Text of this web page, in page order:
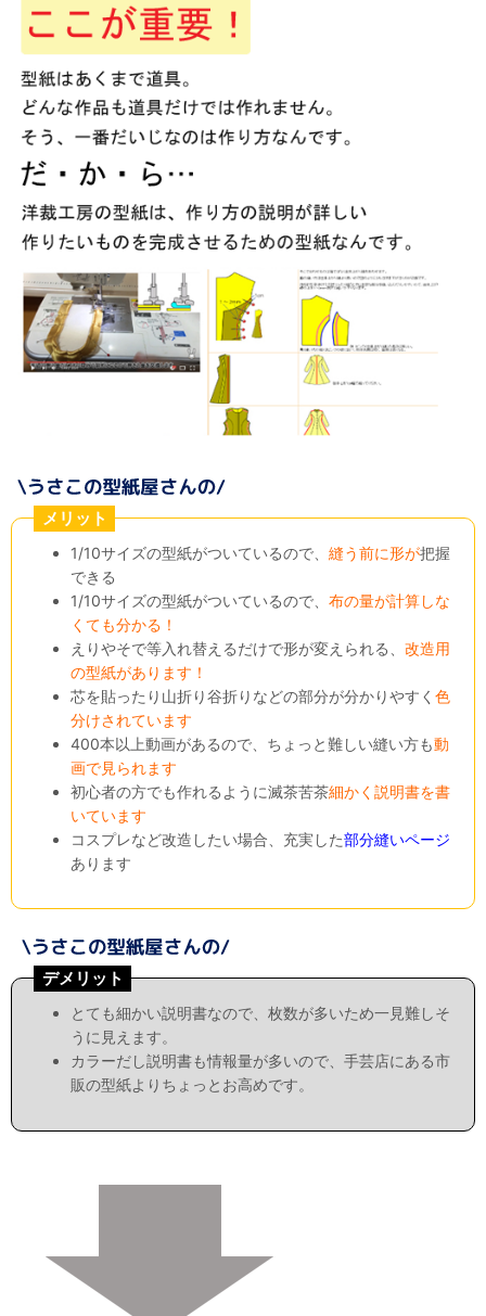
メリット
1/10サイズの型紙がついているので、縫う前に形が把握
できる
1/10サイズの型紙がついているので、布の量が計算しな
くても分かる！
えりやそで等入れ替えるだけで形が変えられる、改造用
の型紙があります！
芯を貼ったり山折り谷折りなどの部分が分かりやすく色
分けされています
400本以上動画があるので、ちょっと難しい縫い方も動
画で見られます
初心者の方でも作れるように滅茶苦茶細かく説明書を書
いています
コスプレなど改造したい場合、充実した部分縫いページ
あります
デメリット
とても細かい説明書なので、枚数が多いため一見難しそ
うに見えます。
カラーだし説明書も情報量が多いので、手芸店にある市
販の型紙よりちょっとお高めです。